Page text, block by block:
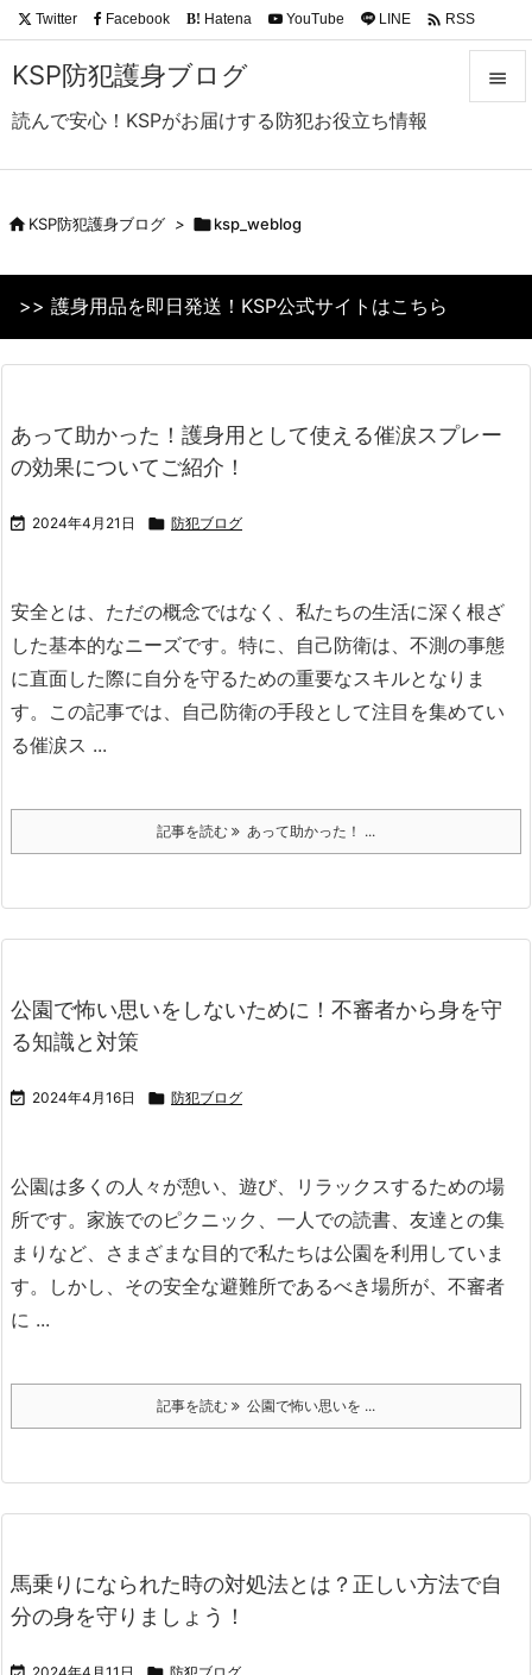
KSP防犯護身ブログ
読んで安心！KSPがお届けする防犯お役立ち情報

前へ
次へ
Twitter Facebook B! Hatena YouTube LINE  RSS
KSP防犯護身ブログ > ksp_weblog
>> 護身用品を即日発送！KSP公式サイトはこちら
あって助かった！護身用として使える催涙スプレー
の効果についてご紹介！
 2024年4月21日  防犯ブログ
安全とは、ただの概念ではなく、私たちの生活に深く根ざ
した基本的なニーズです。 特に、自己防衛は、不測の事態
に直面した際に自分を守るための重要なスキルとなりま
す。 この記事では、自己防衛の手段として注目を集めてい
る催涙ス ...
記事を読む あって助かった！ ...
公園で怖い思いをしないために！不審者から身を守
る知識と対策
 2024年4月16日  防犯ブログ
公園は多くの人々が憩い、遊び、リラックスするための場
所です。 家族でのピクニック、一人での読書、友達との集
まりなど、さまざまな目的で私たちは公園を利用していま
す。
しかし、その安全な避難所であるべき場所が、不審者
に ...
記事を読む 公園で怖い思いを ...
馬乗りになられた時の対処法とは？正しい方法で自
分の身を守りましょう！